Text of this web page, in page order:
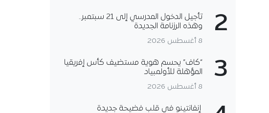
2
تأجيل الدخول المدرسي إلى 21 سبتمبر..
وهذه الرزنامة الجديدة
8 أغسطس 2026
3
“كاف” يحسم هوية مستضيف كأس إفريقيا
المؤهلة للأولمبياد
8 أغسطس 2026
إنفانتينو في قلب فضيحة جديدة